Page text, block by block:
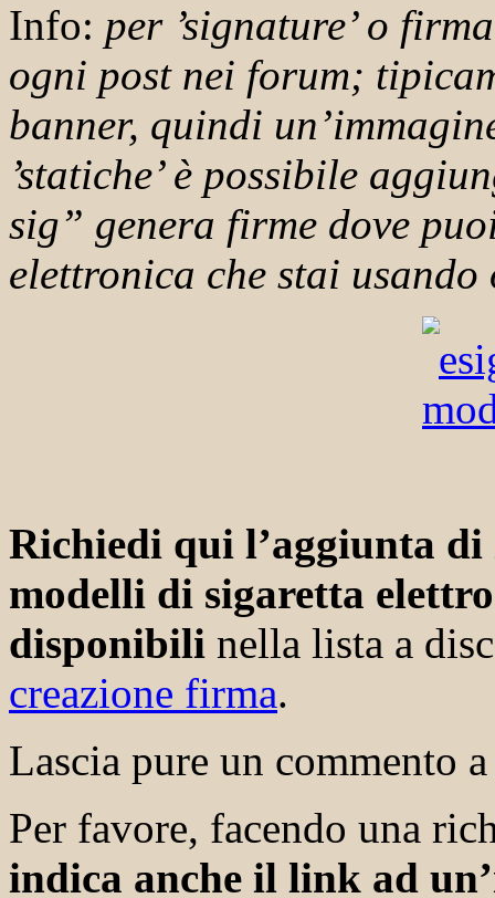
Info: per ’signature’ o
ogni post nei forum;
banner, quindi
’statiche’ è possibile
sig” genera firme dove
elettronica che stai usando
Richiedi qui l’aggiunta
modelli di sigaretta
disponibili nella lista a
creazione firma.
Lascia pure un commento
Per favore, facendo una
indica anche il link ad